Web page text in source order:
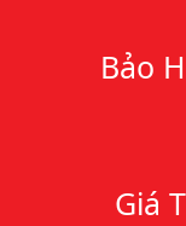
Bảo
Giá